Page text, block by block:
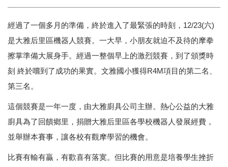
經過了一個多月的準備，終於進入了最緊張的時刻，12/23(六)
是大雅后里區機器人競賽。一大早，小朋友就迫不及待的摩拳
擦掌準備大展身手。經過一整個早上的激烈競賽，到了頒獎時
刻 終於嚐到了成功的果實。文雅國小獲得R4M項目的第二名、
第三名。
這個競賽是一年一度，由大雅廚具公司主辦。熱心公益的大雅
廚具為了回饋鄉里，捐贈大雅后里區各學校機器人發展經費，
並舉辦本賽事，讓各校有觀摩學習的機會。
比賽有輸有贏，有歡喜有落寞。但比賽的用意是培養學生挫折